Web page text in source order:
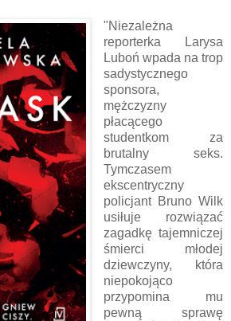
"Niezależna
reporterka Larysa
Luboń wpada na trop
sadystycznego
sponsora,
mężczyzny
płacącego
studentkom za
brutalny seks.
Tymczasem
ekscentryczny
policjant Bruno Wilk
usiłuje rozwiązać
zagadkę tajemniczej
śmierci młodej
dziewczyny, która
niepokojąco
przypomina mu
pewną sprawę